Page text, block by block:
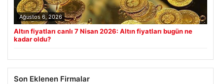
Ağustos 6, 2026
Altın fiyatları canlı 7 Nisan 2026: Altın fiyatları bugün ne
kadar oldu?
Son Eklenen Firmalar